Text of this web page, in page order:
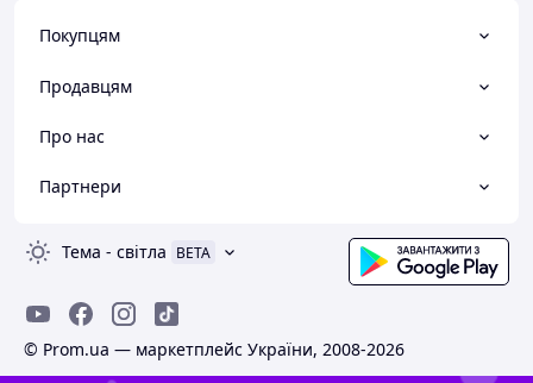
Покупцям
Продавцям
Про нас
Партнери
Тема - світла BETA
© Prom.ua — маркетплейс України, 2008-2026